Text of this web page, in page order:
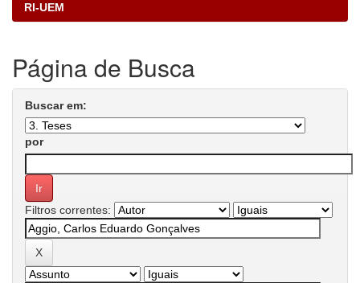
RI-UEM
Página de Busca
Buscar em:
por
Filtros correntes: